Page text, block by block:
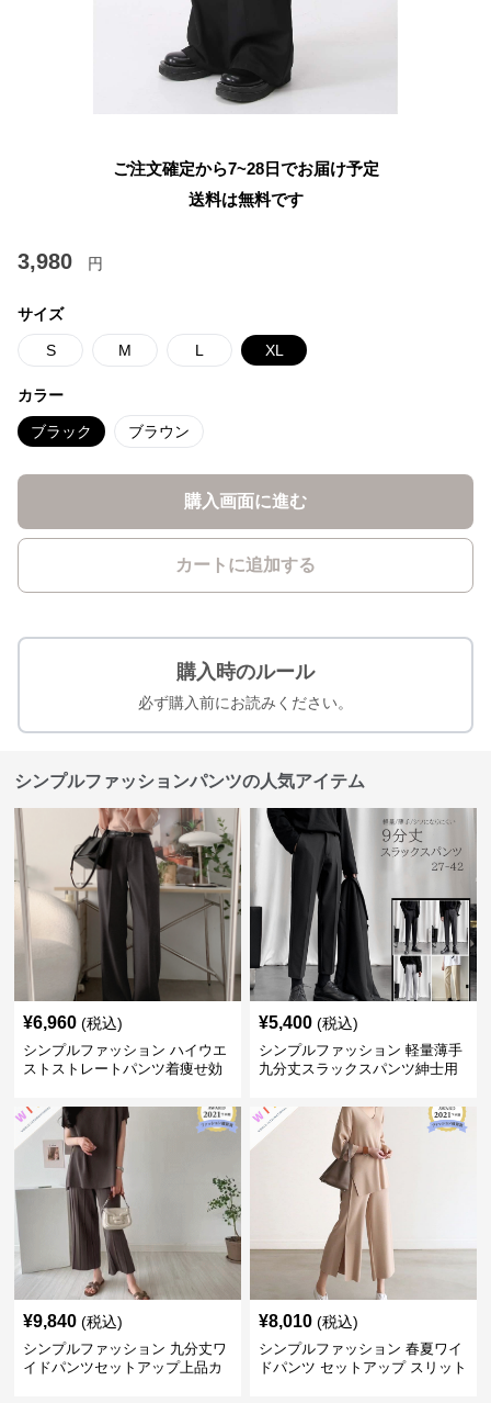
ご注文確定から7~28日でお届け予定
送料は無料です
3,980 円
サイズ
S M L XL
カラー
ブラック ブラウン
購入画面に進む
カートに追加する
購入時のルール
必ず購入前にお読みください。
シンプルファッションパンツの人気アイテム
¥6,960 (税込)
シンプルファッション ハイウエ
ストストレートパンツ着痩せ効
¥5,400 (税込)
シンプルファッション 軽量薄手
九分丈スラックスパンツ紳士用
¥9,840 (税込)
シンプルファッション 九分丈ワ
イドパンツセットアップ上品カ
¥8,010 (税込)
シンプルファッション 春夏ワイ
ドパンツ セットアップ スリット